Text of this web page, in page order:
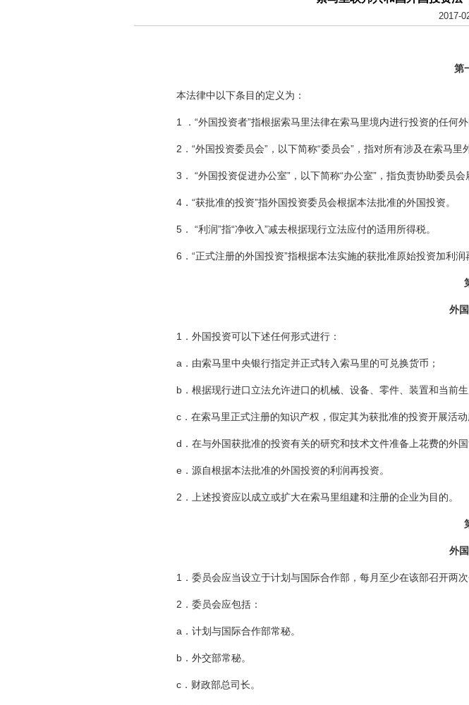
2017-
第
本法律中以下条目的定义为：
1 ．“外国投资者”指根据索马里法律在索马里境内进行投资的任何外
2．“外国投资委员会”，以下简称“委员会”，指对所有涉及在索马里
3． “外国投资促进办公室”，以下简称“办公室”，指负责协助委员会
4．“获批准的投资”指外国投资委员会根据本法批准的外国投资。
5． “利润”指“净收入”减去根据现行立法应付的适用所得税。
6．“正式注册的外国投资”指根据本法实施的获批准原始投资加利润
外
1．外国投资可以下述任何形式进行：
a．由索马里中央银行指定并正式转入索马里的可兑换货币；
b．根据现行进口立法允许进口的机械、设备、零件、装置和当前生
c．在索马里正式注册的知识产权，假定其为获批准的投资开展活动
d．在与外国获批准的投资有关的研究和技术文件准备上花费的外国
e．源自根据本法批准的外国投资的利润再投资。
2．上述投资应以成立或扩大在索马里组建和注册的企业为目的。
外
1．委员会应当设立于计划与国际合作部，每月至少在该部召开两次
2．委员会应包括：
a．计划与国际合作部常秘。
b．外交部常秘。
c．财政部总司长。